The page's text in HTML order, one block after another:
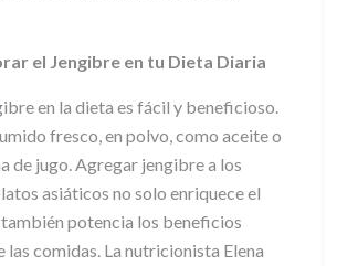
el Jengibre en tu Dieta Diaria
en la dieta es fácil y beneficioso.
fresco, en polvo, como aceite o
de jugo. Agregar jengibre a los
asiáticos no solo enriquece el
potencia los beneficios
las comidas. La nutricionista Elena